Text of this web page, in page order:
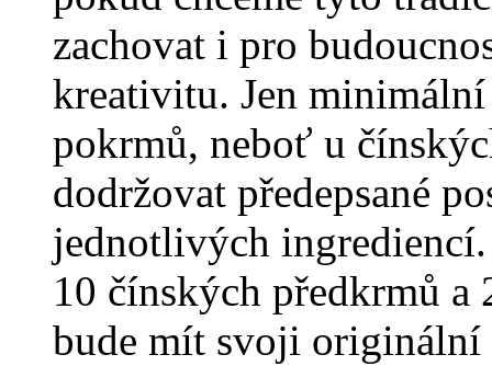
zachovat i pro
kreativitu. Jen
pokrmů, neboť u
dodržovat předepsané
jednotlivých
10 čínských předkrmů a
bude mít svoji